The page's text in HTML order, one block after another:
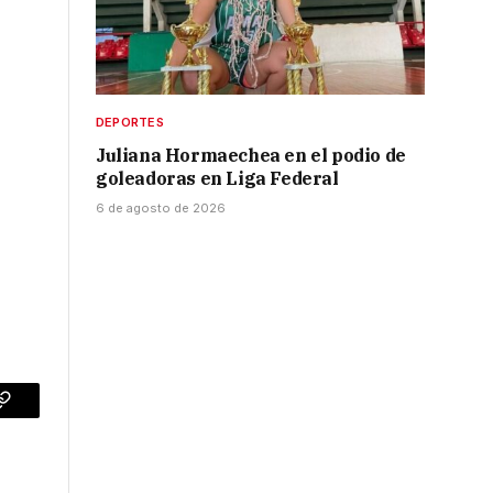
Copy
DEPORTES
Juliana Hormaechea en el podio de
goleadoras en Liga Federal
6 de agosto de 2026